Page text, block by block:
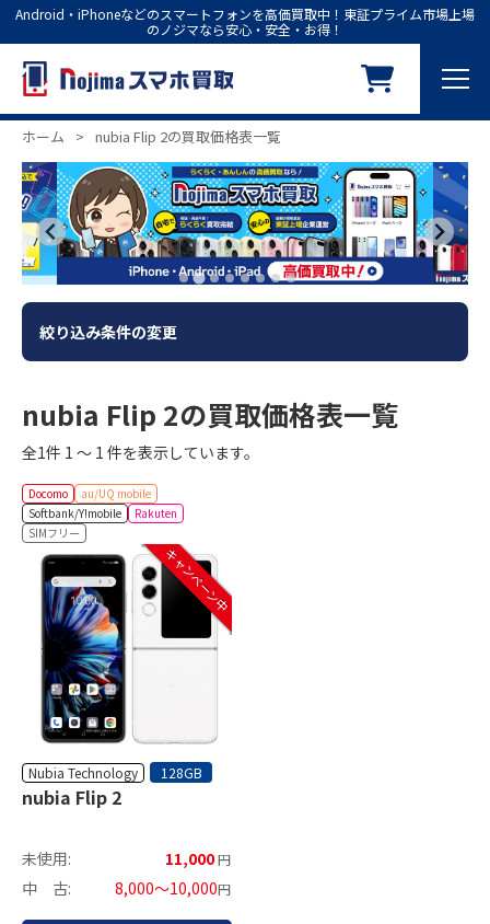
Android・iPhoneなどのスマートフォンを高価買取中！東証プライム市場上場
のノジマなら安心・安全・お得！
ホーム > nubia Flip 2の買取価格表一覧
絞り込み条件の変更
nubia Flip 2の買取価格表一覧
全1件 1 ～ 1 件を表示しています。
Docomo
au/UQ mobile
Softbank/Y!mobile
Rakuten
SIMフリー
キャンペーン中
Nubia Technology 128GB
nubia Flip 2
未使用: 11,000円
中 古: 8,000～10,000円